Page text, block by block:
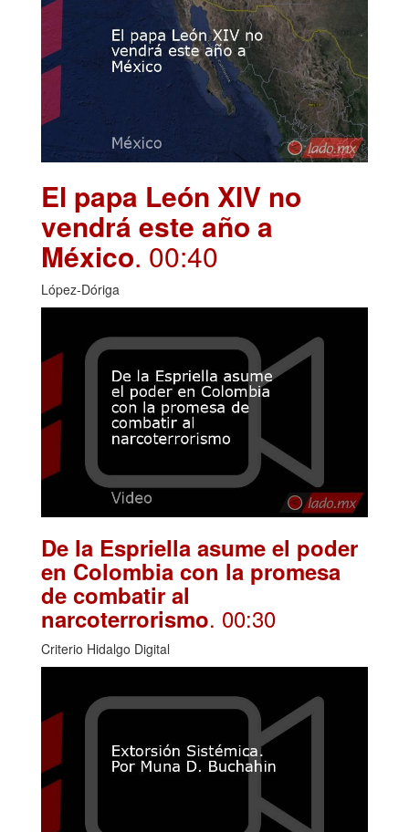
El papa León XIV no
vendrá este año a
México. 00:40
López-Dóriga
De la Espriella asume el poder
en Colombia con la promesa
de combatir al
narcoterrorismo. 00:30
Criterio Hidalgo Digital